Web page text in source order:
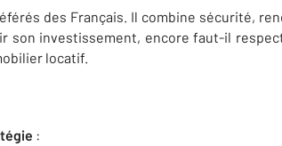
des Français. Il combine sécurité,
son investissement, encore faut-il
locatif.
: